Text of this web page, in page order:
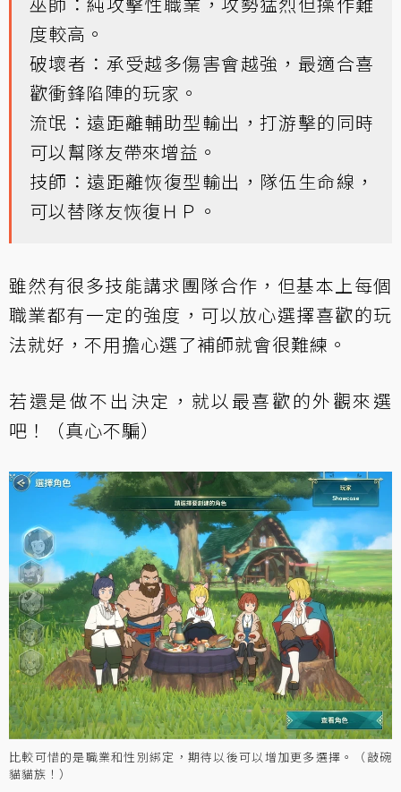
度較高。
破壞者：承受越多傷害會越強，最適合喜
歡衝鋒陷陣的玩家。
流氓：遠距離輔助型輸出，打游擊的同時
可以幫隊友帶來增益。
技師：遠距離恢復型輸出，隊伍生命線，
可以替隊友恢復ＨＰ。
雖然有很多技能講求團隊合作，但基本上每個
職業都有一定的強度，可以放心選擇喜歡的玩
法就好，不用擔心選了補師就會很難練。
若還是做不出決定，就以最喜歡的外觀來選
吧！（真心不騙）
比較可惜的是職業和性別綁定，期待以後可以增加更多選擇。（敲碗
貓貓族！）